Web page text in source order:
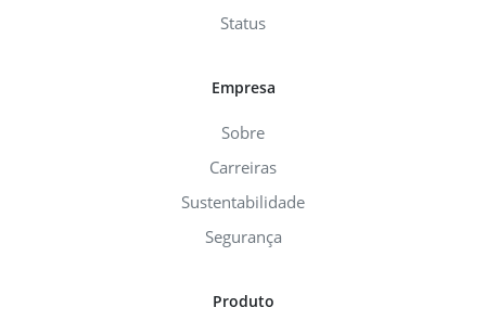
Status
Empresa
Sobre
Carreiras
Sustentabilidade
Segurança
Produto